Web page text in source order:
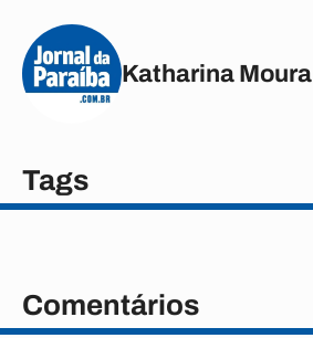
Katharina Moura
Tags
Comentários